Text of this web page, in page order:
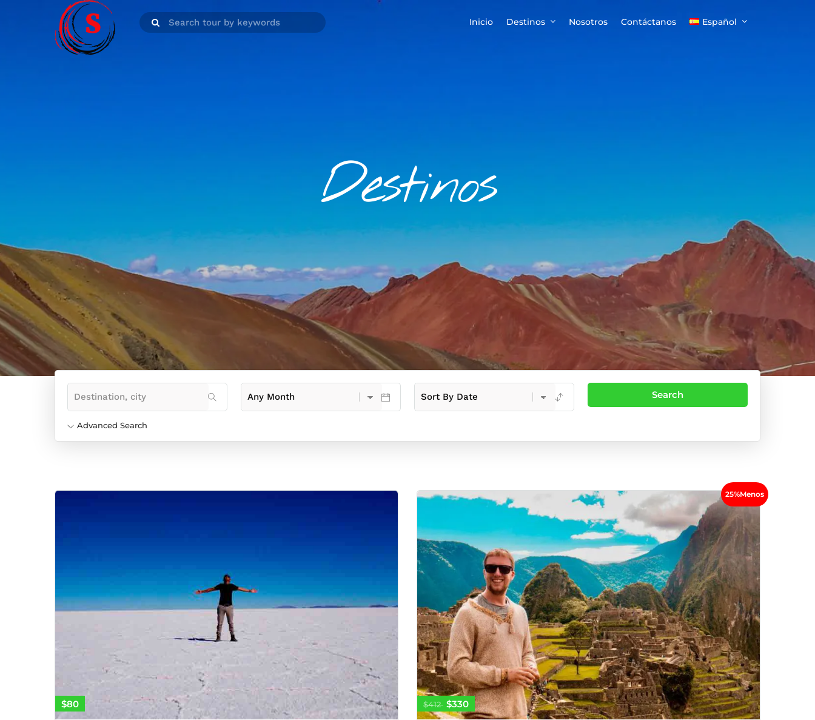
Inicio Destinos Nosotros Contáctanos Español
Destinos
Advanced Search
$80
25%Menos
$412 $330